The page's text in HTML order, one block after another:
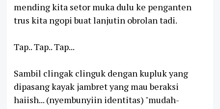
mending kita setor muka dulu ke penganten
trus kita ngopi buat lanjutin obrolan tadi.
Tap.. Tap.. Tap...
Sambil clingak clinguk dengan kupluk yang
dipasang kayak jambret yang mau beraksi
haiish... (nyembunyiin identitas) "mudah-